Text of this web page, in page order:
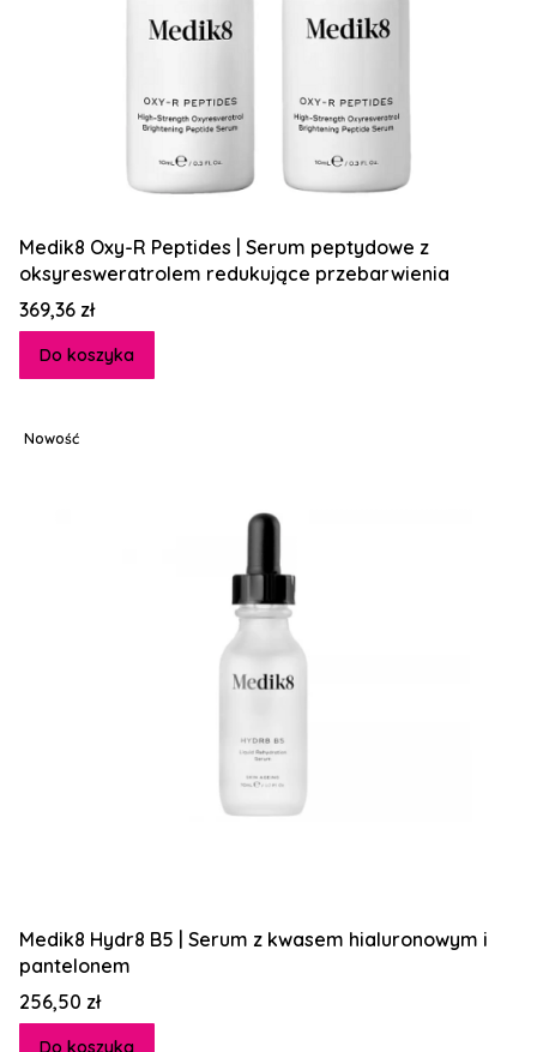
Medik8 Oxy-R Peptides | Serum peptydowe z
oksyresweratrolem redukujące przebarwienia
Cena
369,36 zł
Do koszyka
Nowość
Medik8 Hydr8 B5 | Serum z kwasem hialuronowym i
pantelonem
Cena
256,50 zł
Do koszyka